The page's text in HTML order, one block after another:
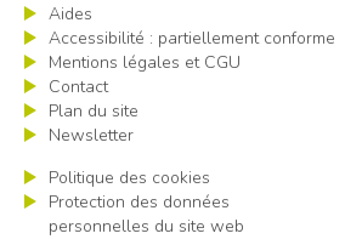
Aides
Accessibilité : partiellement conforme
Mentions légales et CGU
Contact
Plan du site
Newsletter
Politique des cookies
Protection des données
personnelles du site web